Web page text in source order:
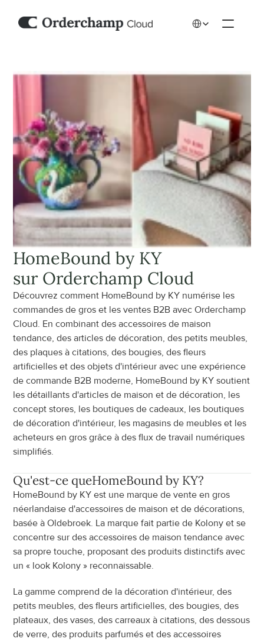
HomeBound by KY
sur Orderchamp Cloud
Découvrez comment HomeBound by KY numérise les
commandes de gros et les ventes B2B avec Orderchamp
Cloud. En combinant des accessoires de maison
tendance, des articles de décoration, des petits meubles,
des plaques à citations, des bougies, des fleurs
artificielles et des objets d'intérieur avec une expérience
de commande B2B moderne, HomeBound by KY soutient
les détaillants d'articles de maison et de décoration, les
concept stores, les boutiques de cadeaux, les boutiques
de décoration d'intérieur, les magasins de meubles et les
acheteurs en gros grâce à des flux de travail numériques
simplifiés.
Qu'est-ce queHomeBound by KY?
HomeBound by KY est une marque de vente en gros
néerlandaise d'accessoires de maison et de décorations,
basée à Oldebroek. La marque fait partie de Kolony et se
concentre sur des accessoires de maison tendance avec
sa propre touche, proposant des produits distinctifs avec
un « look Kolony » reconnaissable.
La gamme comprend de la décoration d'intérieur, des
petits meubles, des fleurs artificielles, des bougies, des
plateaux, des vases, des carreaux à citations, des dessous
de verre, des produits parfumés et des accessoires